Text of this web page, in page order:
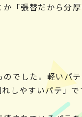
「張替だから分
でした。軽いパ
しやすいパテ」で